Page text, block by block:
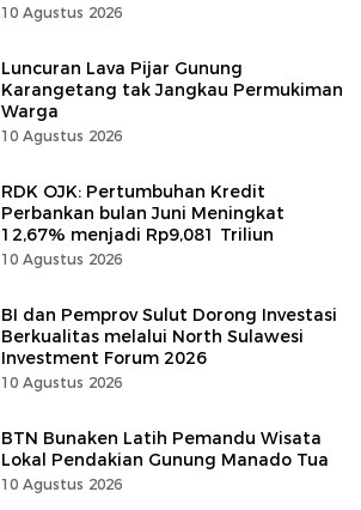
10 Agustus 2026
Luncuran Lava Pijar Gunung
Karangetang tak Jangkau Permukiman
Warga
10 Agustus 2026
RDK OJK: Pertumbuhan Kredit
Perbankan bulan Juni Meningkat
12,67% menjadi Rp9,081 Triliun
10 Agustus 2026
BI dan Pemprov Sulut Dorong Investasi
Berkualitas melalui North Sulawesi
Investment Forum 2026
10 Agustus 2026
BTN Bunaken Latih Pemandu Wisata
Lokal Pendakian Gunung Manado Tua
10 Agustus 2026